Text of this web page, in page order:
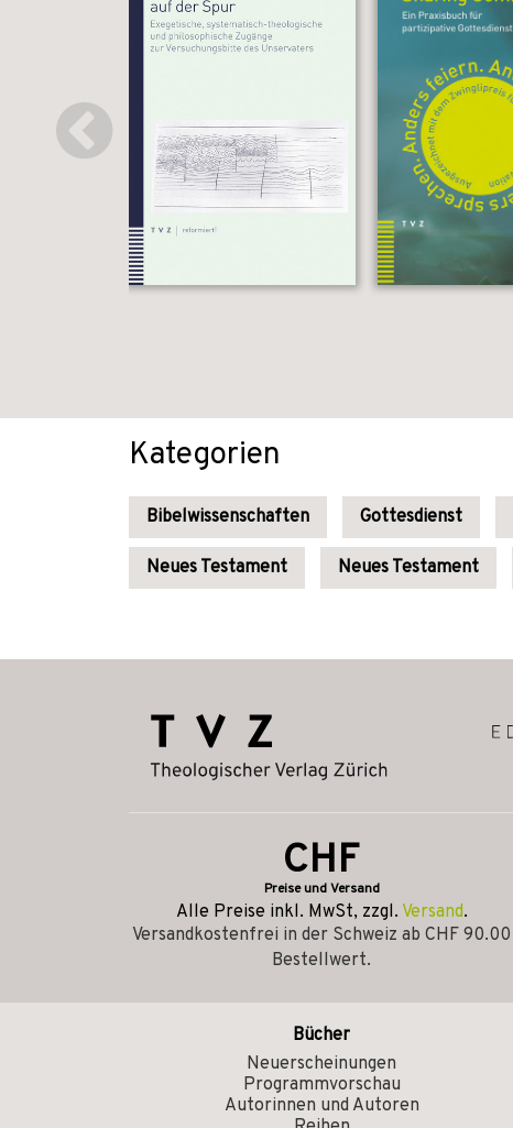
Kategorien
Bibelwissenschaften Gottesdienst
Neues Testament Neues Testament
CHF
Preise und Versand
Alle Preise inkl. MwSt, zzgl. Versand.
Versandkostenfrei in der Schweiz ab CHF 90.00
Bestellwert.
Bücher
Neuerscheinungen
Programmvorschau
Autorinnen und Autoren